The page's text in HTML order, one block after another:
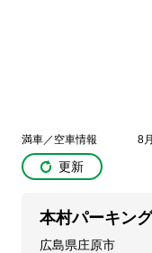
満車／空車情報 8
更新
本村パーキン
広島県庄原市